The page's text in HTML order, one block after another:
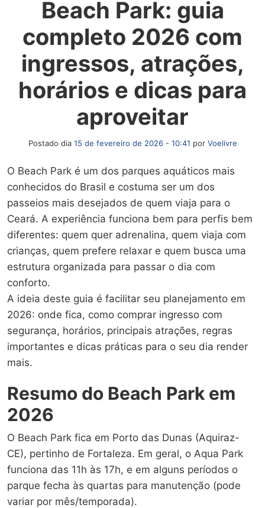
Beach Park: guia
completo 2026 com
ingressos, atrações,
horários e dicas para
aproveitar
Postado dia 15 de fevereiro de 2026 - 10:41 por Voelivre
O Beach Park é um dos parques aquáticos mais
conhecidos do Brasil e costuma ser um dos
passeios mais desejados de quem viaja para o
Ceará. A experiência funciona bem para perfis bem
diferentes: quem quer adrenalina, quem viaja com
crianças, quem prefere relaxar e quem busca uma
estrutura organizada para passar o dia com
conforto.
A ideia deste guia é facilitar seu planejamento em
2026: onde fica, como comprar ingresso com
segurança, horários, principais atrações, regras
importantes e dicas práticas para o seu dia render
mais.
Resumo do Beach Park em
2026
O Beach Park fica em Porto das Dunas (Aquiraz-
CE), pertinho de Fortaleza. Em geral, o Aqua Park
funciona das 11h às 17h, e em alguns períodos o
parque fecha às quartas para manutenção (pode
variar por mês/temporada).